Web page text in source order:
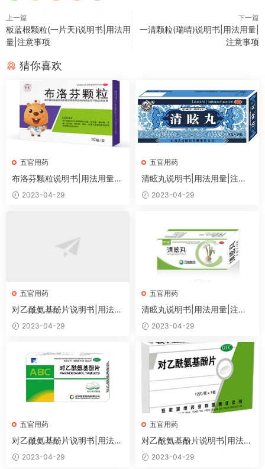
上一篇
板蓝根颗粒(一片天)说明书|用法用
量|注意事项
下一篇
一清颗粒(瑞晴)说明书|用法用量|
注意事项
猜你喜欢
五官用药
布洛芬颗粒说明书|用法用量|
注意事项
2023-04-29
五官用药
清眩丸说明书|用法用量|注意
事项2023-04-29
五官用药
对乙酰氨基酚片说明书|用法用
量|注意事项
2023-04-29
五官用药
清眩丸说明书|用法用量|注意
事项2023-04-29
五官用药
对乙酰氨基酚片说明书|用法用
量|注意事项
2023-04-29
五官用药
对乙酰氨基酚片说明书|用法用
量|注意事项
2023-04-29